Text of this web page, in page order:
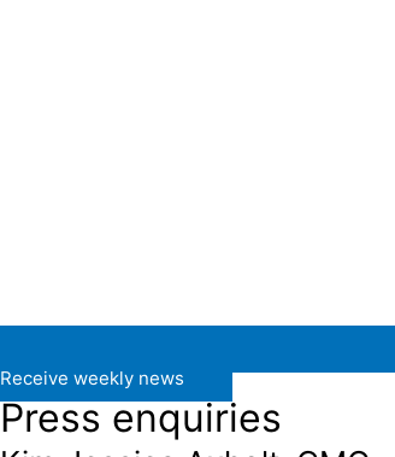
Receive weekly news
Press enquiries